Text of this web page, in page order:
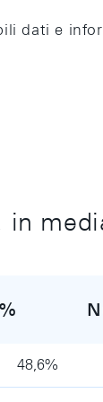
dati e
in
48,6%